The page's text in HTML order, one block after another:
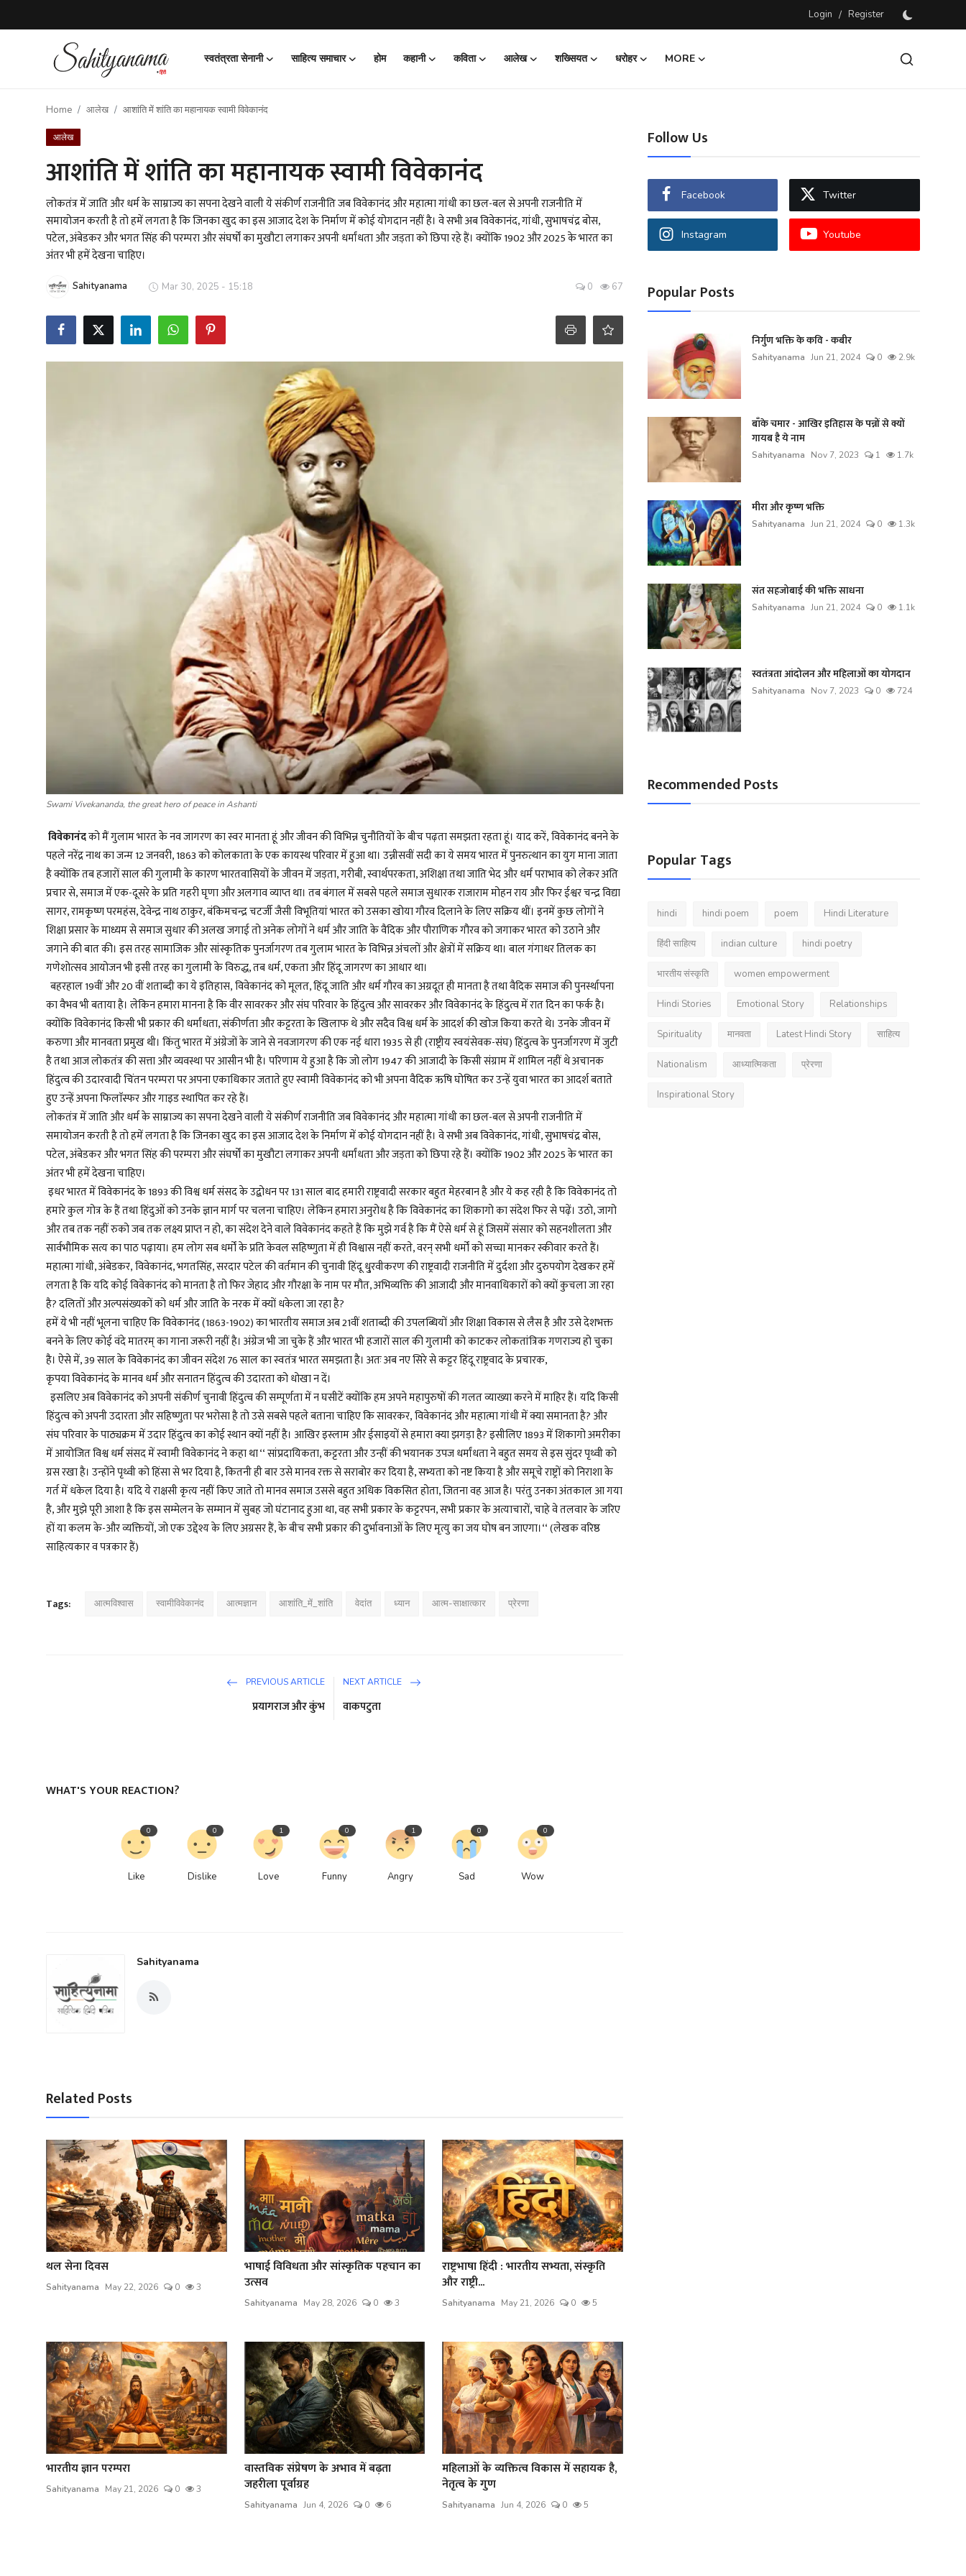
Login / Register
स्वतंत्रता सेनानी साहित्य समाचार होम कहानी कविता आलेख शख्सियत धरोहर
MORE
Register
Home आलेख आशांति में शांति का महानायक स्वामी विवेकानंद
आलेख
आशांति में शांति का महानायक स्वामी विवेकानंद
लोकतंत्र में जाति और धर्म के साम्राज्य का सपना देखने वाली ये संकीर्ण राजनीति जब विवेकानंद और महात्मा गांधी का छल-बल से अपनी राजनीति में
समायोजन करती है तो हमें लगता है कि जिनका खुद का इस आजाद देश के निर्माण में कोई योगदान नहीं है। वे सभी अब विवेकानंद, गांधी, सुभाषचंद्र बोस,
पटेल, अंबेडकर और भगत सिंह की परम्परा और संघर्षों का मुखौटा लगाकर अपनी धर्मांधता और जड़ता को छिपा रहे हैं। क्योंकि 1902 और 2025 के भारत का
अंतर भी हमें देखना चाहिए।
Sahityanama Mar 30, 2025 - 15:18 0 67
Swami Vivekananda, the great hero of peace in Ashanti
विवेकानंदको मैं गुलाम भारत के नव जागरण का स्वर मानता हूं और जीवन की विभिन्न चुनौतियों के बीच पढ़ता समझता रहता हूं। याद करें,विवेकानंदबनने के
पहले नरेंद्र नाथ का जन्म 12 जनवरी, 1863 को कोलकाता के एक कायस्थ परिवार में हुआ था। उन्नीसवीं सदी का ये समय भारत में पुनरुत्थान का युग माना जाता
है क्योंकि तब हजारों साल की गुलामी के कारण भारतवासियों के जीवन में जड़ता, गरीबी, स्वार्थपरकता, अशिक्षा तथा जाति भेद और धर्म पराभाव को लेकर अति
प्रचार से, समाज में एक-दूसरे के प्रति गहरी घृणा और अलगाव व्याप्त था। तब बंगाल में सबसे पहले समाज सुधारक राजाराम मोहन राय और फिर ईश्वर चन्द्र विद्या
सागर, रामकृष्ण परमहंस, देवेन्द्र नाथ ठाकुर, बंकिमचन्द्र चटर्जी जैसी विभूतियां भारत को उसका खोया गौरव दिलाने के लिए सक्रिय थीं। इनमें कुछ लोगों ने
शिक्षा प्रसार के माध्यम से समाज सुधार की अलख जगाई तो अनेक लोगों ने धर्म और जाति के वैदिक और पौराणिक गौरव को जगाकर भारत को उठाने और
जगाने की बात की। इस तरह सामाजिक और सांस्कृतिक पुनर्जागरण तब गुलाम भारत के विभिन्न अंचलों और क्षेत्रों में सक्रिय था। बाल गंगाधर तिलक का
गणेशोत्सव आयोजन भी इसी तरह का गुलामी के विरुद्ध, तब धर्म, एकता और हिंदू जागरण का आधार था।
बहरहाल 19वीं और 20 वीं शताब्दी का ये इतिहास,विवेकानंदको मूलत, हिंदू जाति और धर्म गौरव का अग्रदूत ही मानता है तथा वैदिक समाज की पुनर्स्थापना
का वैभव भी बताया है। लेकिन हमारा मानना है कि वीर सावरकर और संघ परिवार के हिंदुत्व और सावरकर औरविवेकानंदके हिंदुत्व में रात दिन का फर्क है।
क्योंकिविवेकानंदकिसी भी प्रकार की धर्मांधता, संकीर्णता और कट्टरता के खिलाफ थे और सदैव विश्व धर्म के आदर्श की खोज किया करते थे। उनके जीवन में
करुणा और मानवता प्रमुख थी। किंतु भारत में अंग्रेजों के जाने से नवजागरण की एक नई धारा 1935 से ही (राष्ट्रीय स्वयंसेवक-संघ) हिंदुत्व के पुनर्जागरण में जुटी
है तथा आज लोकतंत्र की सत्ता और व्यवस्था पर आसीन भी है। परिणाम ये हुआ है कि जो लोग 1947 की आजादी के किसी संग्राम में शामिल नहीं थे अचानक
हिंदुत्व की उदारवादी चिंतन परम्परा पर अपना एकाधिकार जताते हुएस्वामीविवेकानंदको भी अपना वैदिक ऋषि घोषित कर उन्हें युवा भारत का आदर्श बताते
हुए उन्हें अपना फिलाॅस्फर और गाइड स्थापित कर रहे हैं।
लोकतंत्र में जाति और धर्म के साम्राज्य का सपना देखने वाली ये संकीर्ण राजनीति जबविवेकानंदऔर महात्मा गांधी का छल-बल से अपनी राजनीति में
समायोजन करती है तो हमें लगता है कि जिनका खुद का इस आजाद देश के निर्माण में कोई योगदान नहीं है। वे सभी अबविवेकानंद, गांधी, सुभाषचंद्र बोस,
पटेल, अंबेडकर और भगत सिंह की परम्परा और संघर्षों का मुखौटा लगाकर अपनी धर्मांधता और जड़ता को छिपा रहे हैं। क्योंकि 1902 और 2025 के भारत का
अंतर भी हमें देखना चाहिए।
इधर भारत मेंविवेकानंदके 1893 की विश्व धर्म संसद के उद्बोधन पर 131 साल बाद हमारी राष्ट्रवादी सरकार बहुत मेहरबान है और ये कह रही है किविवेकानंदतो
हमारे कुल गोत्र के हैं तथा हिंदुओं को उनके ज्ञान मार्ग पर चलना चाहिए। लेकिन हमारा अनुरोध है किविवेकानंदका शिकागो का संदेश फिर से पढ़ें। उठो, जागो
और तब तक नहीं रुको जब तक लक्ष्य प्राप्त न हो, का संदेश देने वालेविवेकानंदकहते हैं कि मुझे गर्व है कि मैं ऐसे धर्म से हूं जिसमें संसार को सहनशीलता और
सार्वभौमिक सत्य का पाठ पढ़ाया। हम लोग सब धर्मों के प्रति केवल सहिष्णुता में ही विश्वास नहीं करते, वरन् सभी धर्मों को सच्चा मानकर स्कीवार करते हैं।
महात्मा गांधी, अंबेडकर,विवेकानंद, भगतसिंह, सरदार पटेल की वर्तमान की चुनावी हिंदू धु्रवीकरण की राष्ट्रवादी राजनीति में दुर्दशा और दुरुपयोग देखकर हमें
लगता है कि यदि कोईविवेकानंदको मानता है तो फिर जेहाद और गौरक्षा के नाम पर मौत, अभिव्यक्ति की आजादी और मानवाधिकारों को क्यों कुचला जा रहा
है? दलितों और अल्पसंख्यकों को धर्म और जाति के नरक में क्यों धकेला जा रहा है?
हमें ये भी नहीं भूलना चाहिए किविवेकानंद(1863-1902) का भारतीय समाज अब 21वीं शताब्दी की उपलब्धियों और शिक्षा विकास से लैस है और उसे देशभक्त
बनने के लिए कोई वंदे मातरम् का गाना जरूरी नहीं है। अंग्रेज भी जा चुके हैं और भारत भी हजारों साल की गुलामी को काटकर लोकतांत्रिक गणराज्य हो चुका
है। ऐसे में, 39 साल केविवेकानंदका जीवन संदेश 76 साल का स्वतंत्र भारत समझता है। अतः अब नए सिरे से कट्टर हिंदू राष्ट्रवाद के प्रचारक,
कृपयाविवेकानंदके मानव धर्म और सनातन हिंदुत्व की उदारता को धोखा न दें।
इसलिए अबविवेकानंदको अपनी संकीर्ण चुनावी हिंदुत्व की सम्पूर्णता में न घसीटें क्योंकि हम अपने महापुरुषों की गलत व्याख्या करने में माहिर हैं। यदि किसी
हिंदुत्व को अपनी उदारता और सहिष्णुता पर भरोसा है तो उसे सबसे पहले बताना चाहिए कि सावरकर,विवेकानंदऔर महात्मा गांधी में क्या समानता है? और
संघ परिवार के पाठ्यक्रम में उदार हिंदुत्व का कोई स्थान क्यों नहीं है। आखिर इस्लाम और ईसाइयों से हमारा क्या झगड़ा है? इसीलिए 1893 में शिकागो अमरीका
में आयोजित विश्व धर्म संसद मेंस्वामीविवेकानंदने कहा था ‘‘ सांप्रदायिकता, कट्टरता और उन्हीं की भयानक उपज धर्मांधता ने बहुत समय से इस सुंदर पृथ्वी को
ग्रस रखा है। उन्होंने पृथ्वी को हिंसा से भर दिया है, कितनी ही बार उसे मानव रक्त से सराबोर कर दिया है, सभ्यता को नष्ट किया है और समूचे राष्ट्रों को निराशा के
गर्त में धकेल दिया है। यदि ये राक्षसी कृत्य नहीं किए जाते तो मानव समाज उससे बहुत अधिक विकसित होता, जितना वह आज है। परंतु उनका अंतकाल आ गया
है, और मुझे पूरी आशा है कि इस सम्मेलन के सम्मान में सुबह जो घंटानाद हुआ था, वह सभी प्रकार के कट्टरपन, सभी प्रकार के अत्याचारों, चाहे वे तलवार के जरिए
हों या कलम के-और व्यक्तियों, जो एक उद्देश्य के लिए अग्रसर हैं, के बीच सभी प्रकार की दुर्भावनाओं के लिए मृत्यु का जय घोष बन जाएगा।‘‘ (लेखक वरिष्ठ
साहित्यकार व पत्रकार हैं)
Tags: आत्मविश्वास स्वामीविवेकानंद आत्मज्ञान आशांति_में_शांति वेदांत ध्यान आत्म-साक्षात्कार प्रेरणा
PREVIOUS ARTICLE
प्रयागराज और कुंभ
NEXT ARTICLE
वाकपटुता
WHAT'S YOUR REACTION?
Like
0
Dislike
0
Love
1
Funny
0
Angry
1
Sad
0
Wow
0
Sahityanama
Related Posts
थल सेना दिवस
Sahityanama May 22, 2026 0 3
भाषाई विविधता और सांस्कृतिक पहचान का
उत्सव
Sahityanama May 28, 2026 0 3
राष्ट्रभाषा हिंदी : भारतीय सभ्यता, संस्कृति
और राष्ट्री...
Sahityanama May 21, 2026 0 5
भारतीय ज्ञान परम्परा
Sahityanama May 21, 2026 0 3
वास्तविक संप्रेषण के अभाव में बढ़ता
जहरीला पूर्वाग्रह
Sahityanama Jun 4, 2026 0 6
महिलाओं के व्यक्तित्व विकास में सहायक है,
नेतृत्व के गुण
Sahityanama Jun 4, 2026 0 5
Follow Us
Facebook Twitter
Instagram Youtube
Popular Posts
निर्गुण भक्ति के कवि - कबीर
Sahityanama Jun 21, 2024 0 2.9k
बाँके चमार - आखिर इतिहास के पन्नों से क्यों
गायब है ये नाम
Sahityanama Nov 7, 2023 1 1.7k
मीरा और कृष्ण भक्ति
Sahityanama Jun 21, 2024 0 1.3k
संत सहजोबाई की भक्ति साधना
Sahityanama Jun 21, 2024 0 1.1k
स्वतंत्रता आंदोलन और महिलाओं का योगदान
Sahityanama Nov 7, 2023 0 724
Recommended Posts
Popular Tags
hindi hindi poem poem Hindi Literature
हिंदी साहित्य indian culture hindi poetry
भारतीय संस्कृति women empowerment
Hindi Stories Emotional Story Relationships
Spirituality मानवता Latest Hindi Story साहित्य
Nationalism आध्यात्मिकता प्रेरणा
Inspirational Story